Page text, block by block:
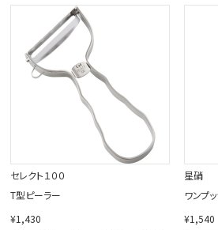
セレクト１００
T型ピーラー
¥1,430
星硝
ワンプ
¥1,540